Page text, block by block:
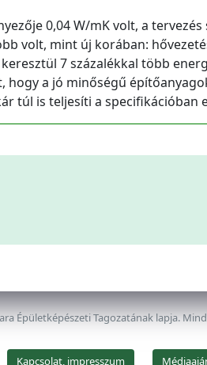
0,04 W/mK volt, a tervezés
volt, mint új korában:
7 százalékkal több
hogy a jó minőségű
túl is teljesíti a specifikációban
Épületképészeti Tagozatának lapja.
Kapcsolat, impresszum